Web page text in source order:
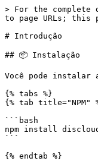
> For the complete
to page URLs; this
# Introdução
## 📦 Instalação
Você pode instalar
{% tabs %}
{% tab title="NPM"
```bash
npm install
```
{% endtab %}